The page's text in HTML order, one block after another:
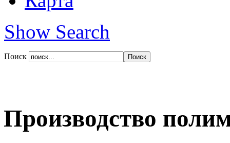
Show Search
Поиск
Производство